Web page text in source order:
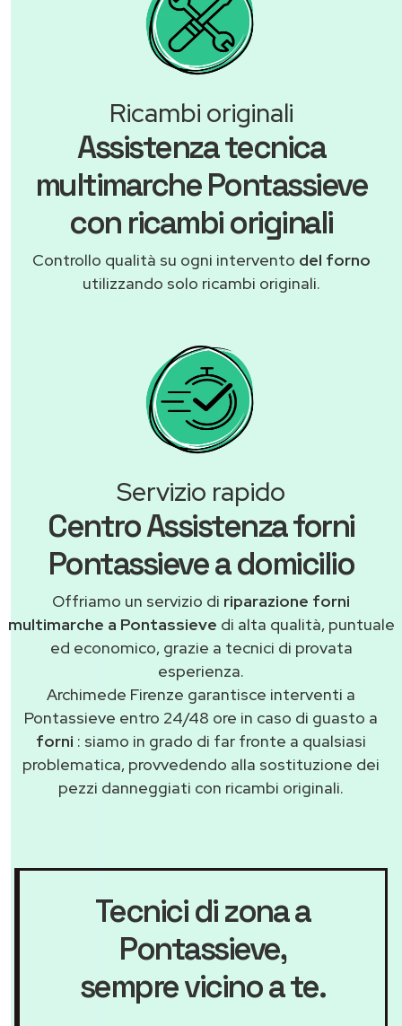
Ricambi originali
Assistenza tecnica
multimarche Pontassieve
con ricambi originali
Controllo qualità su ogni intervento del forno
utilizzando solo ricambi originali.
Servizio rapido
Centro Assistenza forni
Pontassieve a domicilio
Offriamo un servizio di riparazione forni
multimarche a Pontassieve di alta qualità, puntuale
ed economico, grazie a tecnici di provata
esperienza.
Archimede Firenze garantisce interventi a
Pontassieve entro 24/48 ore in caso di guasto a
forni : siamo in grado di far fronte a qualsiasi
problematica, provvedendo alla sostituzione dei
pezzi danneggiati con ricambi originali.
Tecnici di zona a
Pontassieve,
sempre vicino a te.